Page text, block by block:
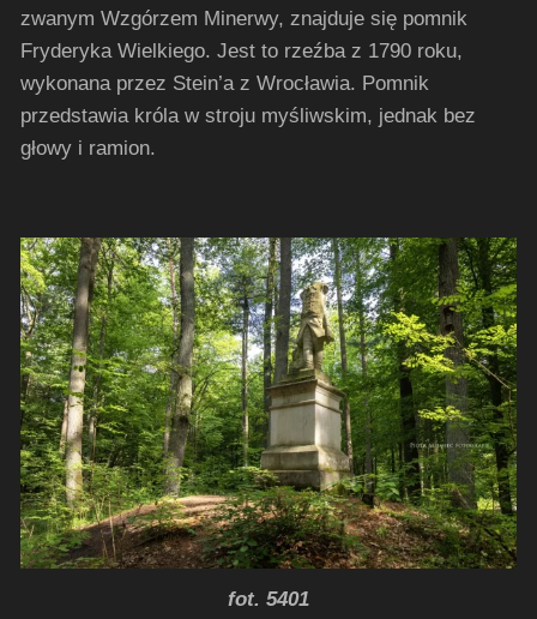
zwanym Wzgórzem Minerwy, znajduje się pomnik
Fryderyka Wielkiego.Jest to rzeźba z 1790 roku,
wykonana przez Stein’a z Wrocławia. Pomnik
przedstawia króla w stroju myśliwskim, jednak bez
głowy i ramion.
fot. 5401